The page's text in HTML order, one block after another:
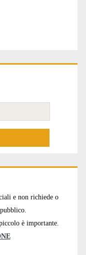
e non richiede o
è importante.